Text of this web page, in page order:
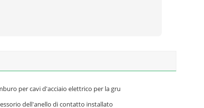
per cavi d'acciaio elettrico per la gru
dell'anello di contatto installato